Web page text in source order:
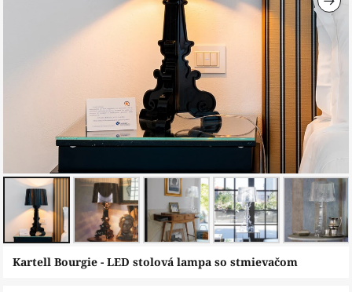
Preskočiť
Kartell Bourgie - LED stolová lampa so stmievačom